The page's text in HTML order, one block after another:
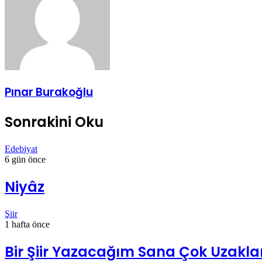
Pınar Burakoğlu
Sonrakini Oku
Edebiyat
6 gün önce
Niyâz
Şiir
1 hafta önce
Bir Şiir Yazacağım Sana Çok